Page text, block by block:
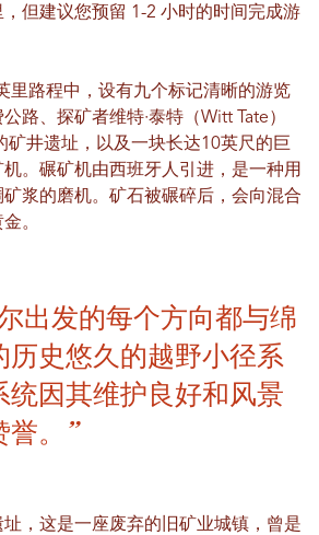
但建议您预留 1-2 小时的时间完成游
里路程中，设有九个标记清晰的游览
路、探矿者维特·泰特（Witt Tate）
矿井遗址，以及一块长达10英尺的巨
。碾矿机由西班牙人引进，是一种用
浆的磨机。矿石被碾碎后，会向混合
金。
出发的每个方向都与绵
历史悠久的越野小径系
统因其维护良好和风景
誉。”
，这是一座废弃的旧矿业城镇，曾是